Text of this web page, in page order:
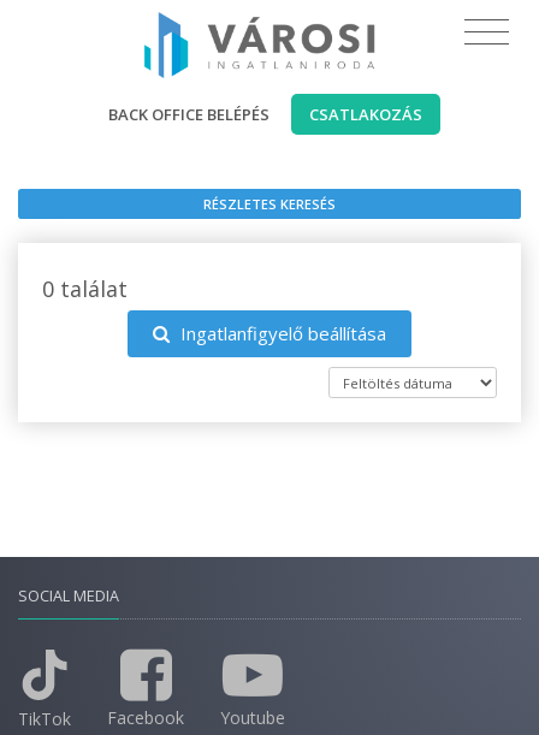
BACK OFFICE BELÉPÉS CSATLAKOZÁS
RÉSZLETES KERESÉS
0 találat
Ingatlanfigyelő beállítása
SOCIAL MEDIA
TikTok Facebook Youtube